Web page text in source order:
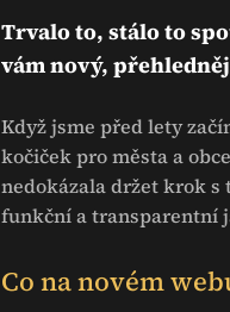
Trvalo to, stálo to
vám nový,
Když jsme před lety
kočiček pro města a
nedokázala držet krok
funkční a transparentní
Co na novém